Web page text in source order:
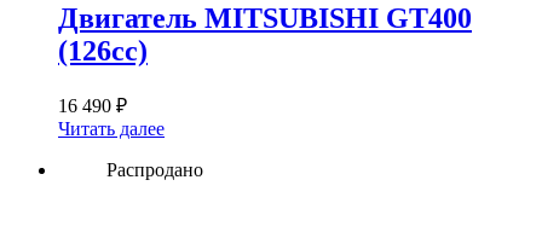
Двигатель MITSUBISHI GT400
(126сс)
16 490 ₽
Читать далее
Распродано